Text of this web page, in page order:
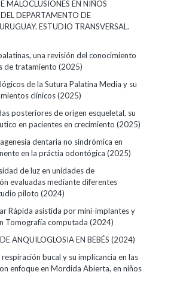
MALOCLUSIONES EN NIÑOS
DEL DEPARTAMENTO DE
ESTUDIO TRANSVERSAL.
una revisión del conocimiento
de tratamiento (2025)
de la Sutura Palatina Media y su
clínicos(2025)
posteriores de origen esqueletal, su
en pacientes en crecimiento (2025)
dentaria no sindrómica en
en la práctia odontógica (2025)
de luz en unidades de
evaluadas mediante diferentes
piloto (2024)
Rápida asistida por mini-implantes y
Tomografía computada (2024)
ANQUILOGLOSIA EN BEBÉS (2024)
bucal y su implicancia en las
enfoque en Mordida Abierta, en niños